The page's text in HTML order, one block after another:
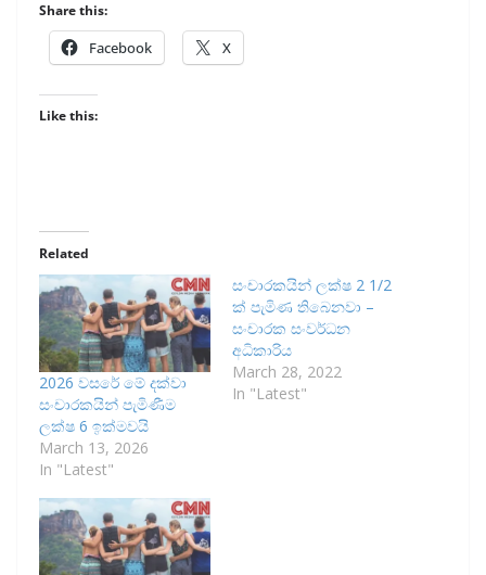
Share this:
Facebook X
Like this:
Related
2026 වසරේ මේ දක්වා
සංචාරකයින් පැමිණීම
ලක්ෂ 6 ඉක්මවයි
March 13, 2026
In "Latest"
සංචාරකයින් ලක්ෂ 2 1/2
ක් පැමිණ තිබෙනවා –
සංචාරක සංවර්ධන
අධිකාරිය
March 28, 2022
In "Latest"